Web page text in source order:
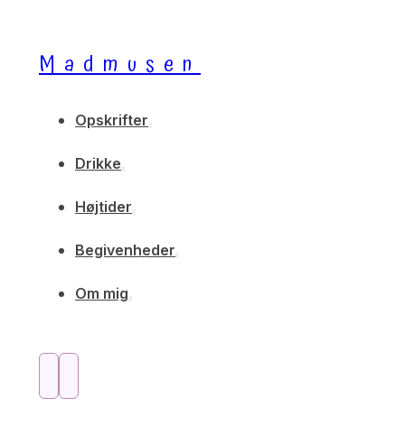
Madmusen
Opskrifter
Drikke
Højtider
Begivenheder
Om mig